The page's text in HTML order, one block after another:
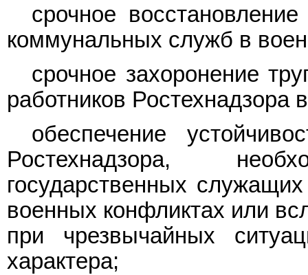
срочное
коммунальных служб в
срочное захоронение
работников Ростехнадзора
обеспечение
Ростехнадзора,
государственных
военных конфликтах или
при чрезвычайных
характера;